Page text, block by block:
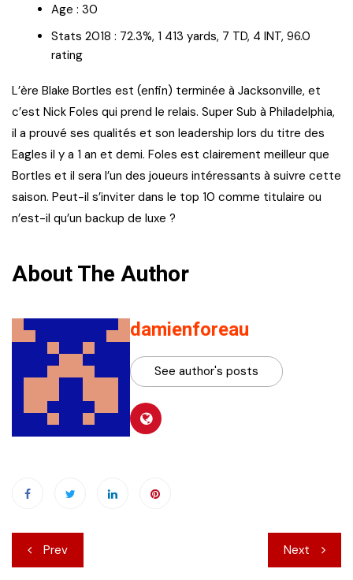
Age : 30
Stats 2018 : 72.3%, 1 413 yards, 7 TD, 4 INT, 96.0
rating
L’ère Blake Bortles est (enfin) terminée à Jacksonville, et
c’est Nick Foles qui prend le relais. Super Sub à Philadelphia,
il a prouvé ses qualités et son leadership lors du titre des
Eagles il y a 1 an et demi. Foles est clairement meilleur que
Bortles et il sera l’un des joueurs intéressants à suivre cette
saison. Peut-il s’inviter dans le top 10 comme titulaire ou
n’est-il qu’un backup de luxe ?
About The Author
damienforeau
See author's posts
Navigation
Prev Next